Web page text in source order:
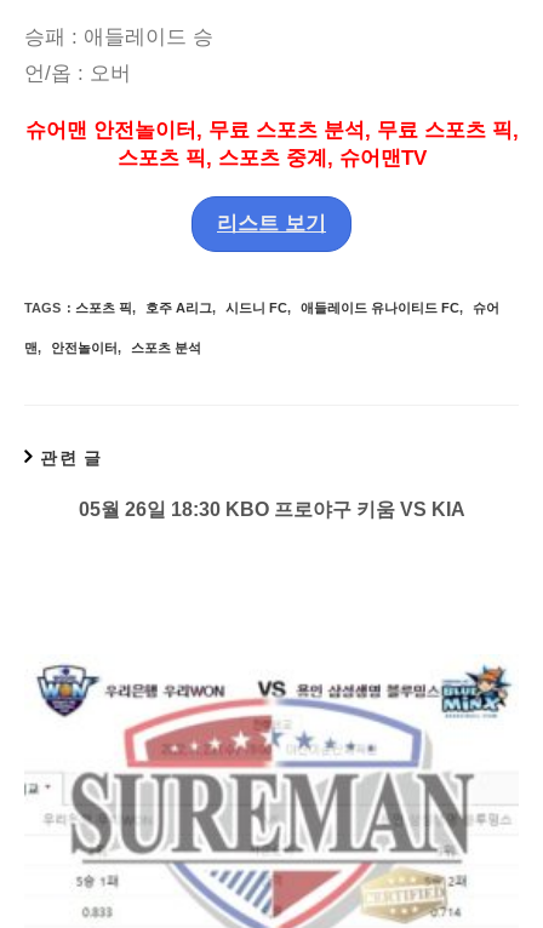
승패 : 애들레이드 승
언/옵 : 오버
슈어맨 안전놀이터 , 무료 스포츠 분석, 무료 스포츠 픽,
스포츠 픽, 스포츠 중계 , 슈어맨TV
리스트 보기
TAGS : 스포츠 픽, 호주 A리그, 시드니 FC, 애들레이드 유나이티드 FC, 슈어
맨, 안전놀이터, 스포츠 분석
관련 글
05월 26일 18:30 KBO 프로야구 키움 VS KIA